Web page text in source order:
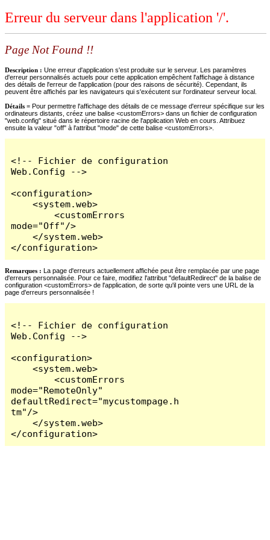
Erreur du serveur dans l'application '/'.
Page Not Found !!
Description : Une erreur d'application s'est produite sur le serveur. Les paramètres
d'erreur personnalisés actuels pour cette application empêchent l'affichage à distance
des détails de l'erreur de l'application (pour des raisons de sécurité). Cependant, ils
peuvent être affichés par les navigateurs qui s'exécutent sur l'ordinateur serveur local.
Détails = Pour permettre l'affichage des détails de ce message d'erreur spécifique sur les
ordinateurs distants, créez une balise <customErrors> dans un fichier de configuration
"web.config" situé dans le répertoire racine de l'application Web en cours. Attribuez
ensuite la valeur "off" à l'attribut "mode" de cette balise <customErrors>.
<!-- Fichier de configuration
Web.Config -->
<configuration>
    <system.web>
        <customErrors
mode="Off"/>
    </system.web>
</configuration>
Remarques : La page d'erreurs actuellement affichée peut être remplacée par une page
d'erreurs personnalisée. Pour ce faire, modifiez l'attribut "defaultRedirect" de la balise de
configuration <customErrors> de l'application, de sorte qu'il pointe vers une URL de la
page d'erreurs personnalisée !
<!-- Fichier de configuration
Web.Config -->
<configuration>
    <system.web>
        <customErrors
mode="RemoteOnly"
defaultRedirect="mycustompage.h
tm"/>
    </system.web>
</configuration>